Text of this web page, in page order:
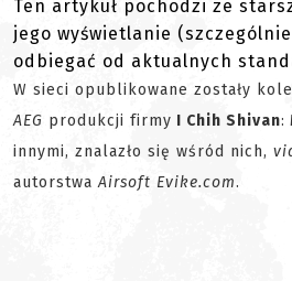
Ten artykuł pochodzi ze
jego wyświetlanie
odbiegać od aktualnych
W sieci opublikowane zostały
AEG produkcji firmy I Chih Shivan:
innymi, znalazło się wśród nich,
autorstwaAirsoft Evike.com.